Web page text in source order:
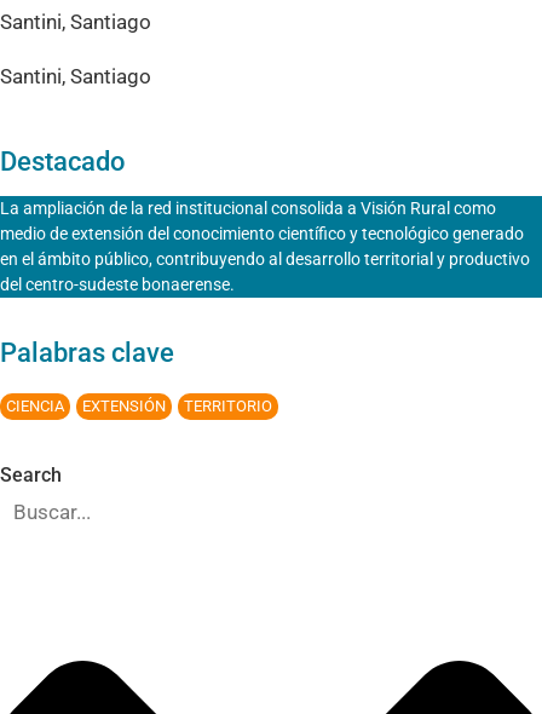
Santini, Santiago
Santini, Santiago
Destacado
La ampliación de la red institucional consolida a Visión Rural como
medio de extensión del conocimiento científico y tecnológico generado
en el ámbito público, contribuyendo al desarrollo territorial y productivo
del centro-sudeste bonaerense.
Palabras clave
CIENCIA EXTENSIÓN TERRITORIO
Search